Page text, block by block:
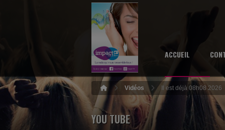
ACCUEIL
Vidéos Il est déjà 08h08 2026
YOU TUBE